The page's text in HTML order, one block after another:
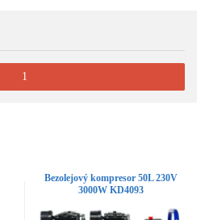
1
Bezolejový kompresor 50L 230V
3000W KD4093